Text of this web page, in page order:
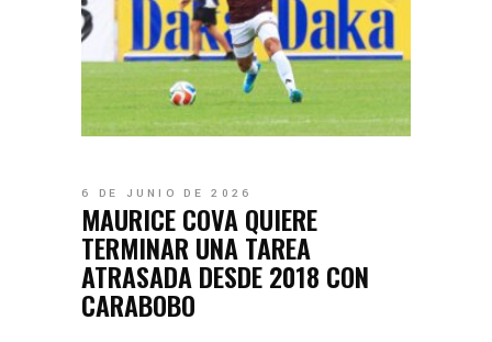
6 DE JUNIO DE 2026
MAURICE COVA QUIERE
TERMINAR UNA TAREA
ATRASADA DESDE 2018 CON
CARABOBO